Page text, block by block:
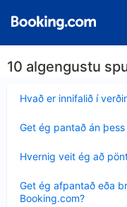
10 algengustu
Hvað er innifalið í
sýnt
Get ég pantað án
sýnt
Hvernig veit ég að
sýnt
Get ég afpantað eða
Booking.com?
sýnt